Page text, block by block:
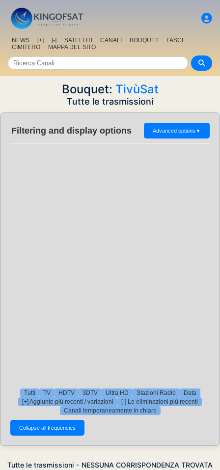
NEWS [+] [-] SATELLITI CANALI BOUQUET
FASCI
CIMITERO
MAPPA DEL SITO
Bouquet: TivùSat
Tutte le trasmissioni
Filtering and display options Advanced options ▼
Tutti TV HDTV 3DTV Ultra HD Stazioni Radio
Data
[+] Aggiunte più recenti / variazioni
[-] Le eliminazioni più recenti
Canali temporaneamente in chiaro
Tutte le trasmissioni - NESSUNA CORRISPONDENZA TROVATA